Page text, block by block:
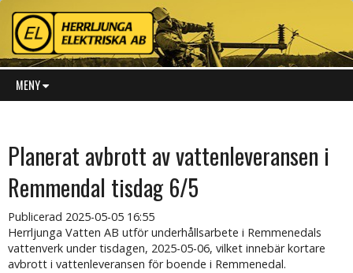
MENY
Planerat avbrott av vattenleveransen i
Remmendal tisdag 6/5
Publicerad 2025-05-05 16:55
Herrljunga Vatten AB utför underhållsarbete i Remmenedals
vattenverk under tisdagen, 2025-05-06, vilket innebär kortare
avbrott i vattenleveransen för boende i Remmenedal.